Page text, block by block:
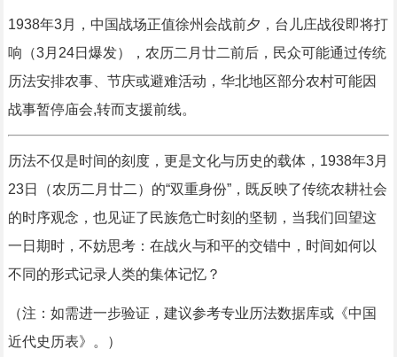
1938年3月，中国战场正值徐州会战前夕，台儿庄战役即将打
响（3月24日爆发），农历二月廿二前后，民众可能通过传统
历法安排农事、节庆或避难活动，华北地区部分农村可能因
战事暂停庙会,转而支援前线。
历法不仅是时间的刻度，更是文化与历史的载体，1938年3月
23日（农历二月廿二）的“双重身份”，既反映了传统农耕社会
的时序观念，也见证了民族危亡时刻的坚韧，当我们回望这
一日期时，不妨思考：在战火与和平的交错中，时间如何以
不同的形式记录人类的集体记忆？
（注：如需进一步验证，建议参考专业历法数据库或《中国
近代史历表》。）